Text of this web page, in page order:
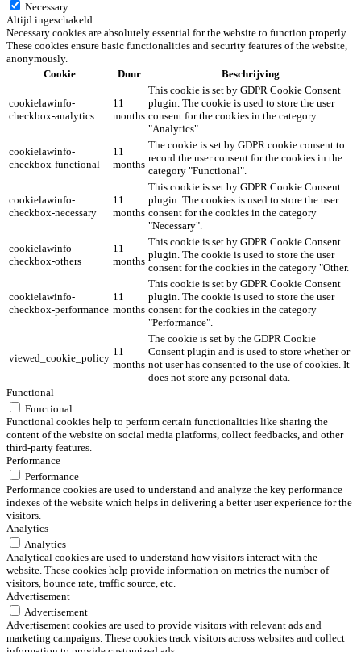
Necessary
Altijd ingeschakeld
Necessary cookies are absolutely essential for the website to function properly.
These cookies ensure basic functionalities and security features of the website,
anonymously.
Cookie
Duur Beschrijving
cookielawinfo-
checkbox-analytics
11
months
This cookie is set by GDPR Cookie Consent
plugin. The cookie is used to store the user
consent for the cookies in the category
"Analytics".
cookielawinfo-
checkbox-functional
11
months
The cookie is set by GDPR cookie consent to
record the user consent for the cookies in the
category "Functional".
cookielawinfo-
checkbox-necessary
11
months
This cookie is set by GDPR Cookie Consent
plugin. The cookies is used to store the user
consent for the cookies in the category
"Necessary".
cookielawinfo-
checkbox-others
11
months
This cookie is set by GDPR Cookie Consent
plugin. The cookie is used to store the user
consent for the cookies in the category "Other.
cookielawinfo-
checkbox-performance
11
months
This cookie is set by GDPR Cookie Consent
plugin. The cookie is used to store the user
consent for the cookies in the category
"Performance".
viewed_cookie_policy
11
months
The cookie is set by the GDPR Cookie
Consent plugin and is used to store whether or
not user has consented to the use of cookies. It
does not store any personal data.
Functional
Functional
Functional cookies help to perform certain functionalities like sharing the
content of the website on social media platforms, collect feedbacks, and other
third-party features.
Performance
Performance
Performance cookies are used to understand and analyze the key performance
indexes of the website which helps in delivering a better user experience for the
visitors.
Analytics
Analytics
Analytical cookies are used to understand how visitors interact with the
website. These cookies help provide information on metrics the number of
visitors, bounce rate, traffic source, etc.
Advertisement
Advertisement
Advertisement cookies are used to provide visitors with relevant ads and
marketing campaigns. These cookies track visitors across websites and collect